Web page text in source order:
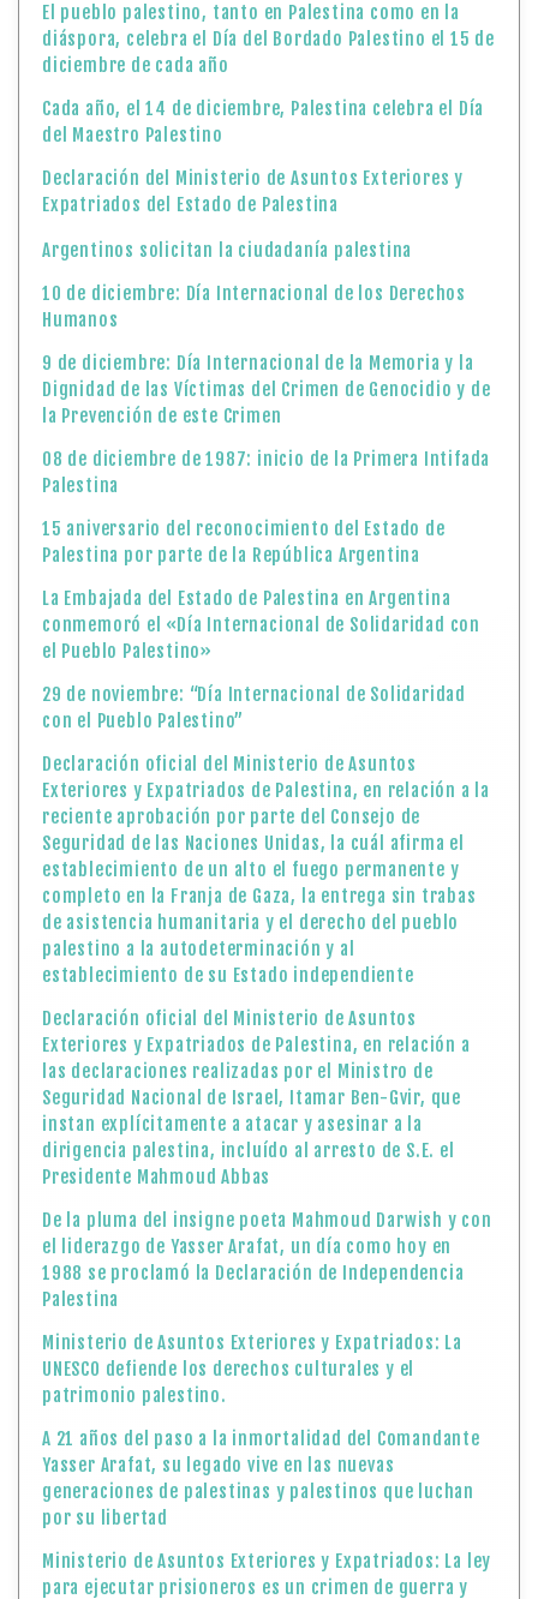
El pueblo palestino, tanto en Palestina como en la
diáspora, celebra el Día del Bordado Palestino el 15 de
diciembre de cada año
Cada año, el 14 de diciembre, Palestina celebra el Día
del Maestro Palestino
Declaración del Ministerio de Asuntos Exteriores y
Expatriados del Estado de Palestina
Argentinos solicitan la ciudadanía palestina
10 de diciembre: Día Internacional de los Derechos
Humanos
9 de diciembre: Día Internacional de la Memoria y la
Dignidad de las Víctimas del Crimen de Genocidio y de
la Prevención de este Crimen
08 de diciembre de 1987: inicio de la Primera Intifada
Palestina
15 aniversario del reconocimiento del Estado de
Palestina por parte de la República Argentina
La Embajada del Estado de Palestina en Argentina
conmemoró el «Día Internacional de Solidaridad con
el Pueblo Palestino»
29 de noviembre: “Día Internacional de Solidaridad
con el Pueblo Palestino”
Declaración oficial del Ministerio de Asuntos
Exteriores y Expatriados de Palestina, en relación a la
reciente aprobación por parte del Consejo de
Seguridad de las Naciones Unidas, la cuál afirma el
establecimiento de un alto el fuego permanente y
completo en la Franja de Gaza, la entrega sin trabas
de asistencia humanitaria y el derecho del pueblo
palestino a la autodeterminación y al
establecimiento de su Estado independiente
Declaración oficial del Ministerio de Asuntos
Exteriores y Expatriados de Palestina, en relación a
las declaraciones realizadas por el Ministro de
Seguridad Nacional de Israel, Itamar Ben-Gvir, que
instan explícitamente a atacar y asesinar a la
dirigencia palestina, incluído al arresto de S.E. el
Presidente Mahmoud Abbas
De la pluma del insigne poeta Mahmoud Darwish y con
el liderazgo de Yasser Arafat, un día como hoy en
1988 se proclamó la Declaración de Independencia
Palestina
Ministerio de Asuntos Exteriores y Expatriados: La
UNESCO defiende los derechos culturales y el
patrimonio palestino.
A 21 años del paso a la inmortalidad del Comandante
Yasser Arafat, su legado vive en las nuevas
generaciones de palestinas y palestinos que luchan
por su libertad
Ministerio de Asuntos Exteriores y Expatriados: La ley
para ejecutar prisioneros es un crimen de guerra y